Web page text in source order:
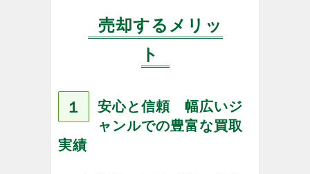
売却するメリッ
ト
１
安心と信頼 幅広いジ
ャンルでの豊富な買取
実績